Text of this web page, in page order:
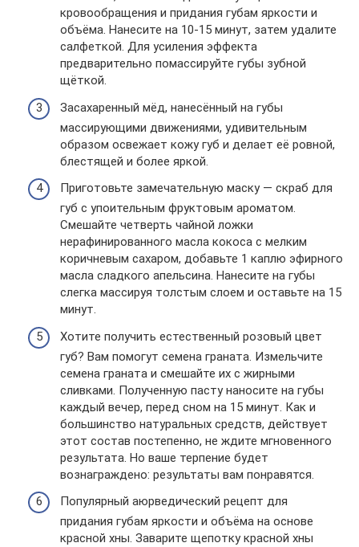
кровообращения и придания губам яркости и
объёма. Нанесите на 10-15 минут, затем удалите
салфеткой. Для усиления эффекта
предварительно помассируйте губы зубной
щёткой.
Засахаренный мёд, нанесённый на губы
массирующими движениями, удивительным
образом освежает кожу губ и делает её ровной,
блестящей и более яркой.
Приготовьте замечательную маску — скраб для
губ с упоительным фруктовым ароматом.
Смешайте четверть чайной ложки
нерафинированного масла кокоса с мелким
коричневым сахаром, добавьте 1 каплю эфирного
масла сладкого апельсина. Нанесите на губы
слегка массируя толстым слоем и оставьте на 15
минут.
Хотите получить естественный розовый цвет
губ? Вам помогут семена граната. Измельчите
семена граната и смешайте их с жирными
сливками. Полученную пасту наносите на губы
каждый вечер, перед сном на 15 минут. Как и
большинство натуральных средств, действует
этот состав постепенно, не ждите мгновенного
результата. Но ваше терпение будет
вознаграждено: результаты вам понравятся.
Популярный аюрведический рецепт для
придания губам яркости и объёма на основе
красной хны. Заварите щепотку красной хны